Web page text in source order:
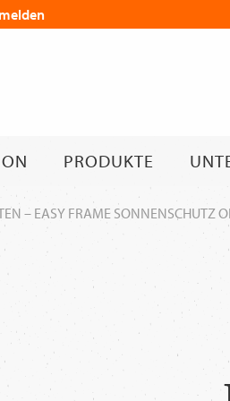
PRODUKTE
– EASY FRAME SONNENSCHUTZ